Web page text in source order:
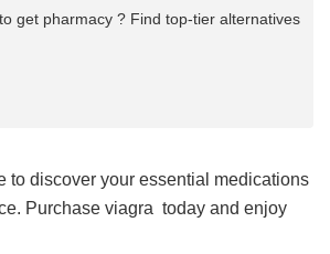
get pharmacy ? Find top-tier alternatives
to discover your essential medications
Purchase viagra today and enjoy